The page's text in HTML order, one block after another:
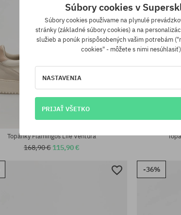
Topánky Flamingos Life Ventura
168,90 € 115,90 €
-36%
Súbory cookies v
Súbory cookies používame na plynulé
stránky (základné súbory cookies) a na
služieb a ponúk prispôsobených vašim potrebám
cookies" - môžete s nimi
NASTAVENIA
PRIJAŤ VŠETKO